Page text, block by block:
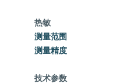
热敏
测量范围
测量精度
技术参数